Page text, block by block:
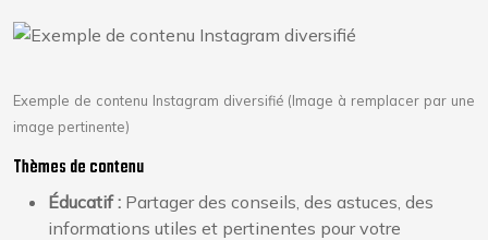
Exemple de contenu Instagram diversifié (Image à remplacer par une
image pertinente)
Thèmes de contenu
Éducatif : Partager des conseils, des astuces, des
informations utiles et pertinentes pour votre